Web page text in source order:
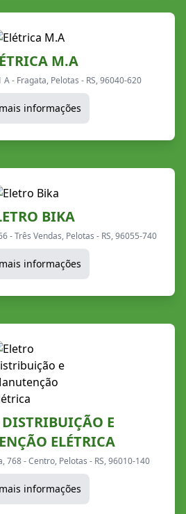
M.A
A - Fragata, Pelotas - RS, 96040-620
informações
BIKA
- Três Vendas, Pelotas - RS, 96055-740
informações
DISTRIBUIÇÃO E
ELÉTRICA
768 - Centro, Pelotas - RS, 96010-140
informações